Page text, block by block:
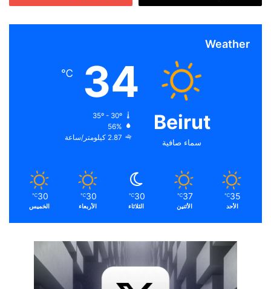
Weather
Beirut
سماء صافية
34
℃
35º - 30º
56%
2.87 كيلومتر/ساعة
35
℃
الأحد
37
℃
الأثنين
30
℃
الثلاثاء
30
℃
الأربعاء
30
℃
الخميس